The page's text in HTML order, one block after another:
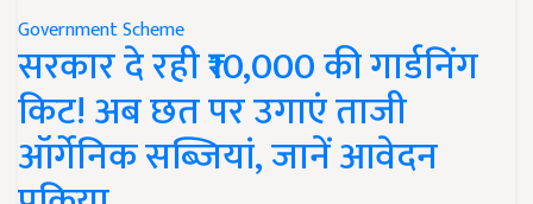
Government Scheme
सरकार दे रही ₹10,000 की गार्डनिंग
किट! अब छत पर उगाएं ताजी
ऑर्गेनिक सब्जियां, जानें आवेदन